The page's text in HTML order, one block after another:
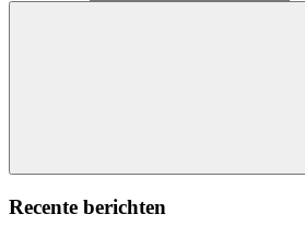
Recente berichten